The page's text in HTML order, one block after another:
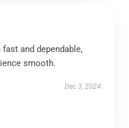
and dependable,
smooth.
Dec 3, 2024